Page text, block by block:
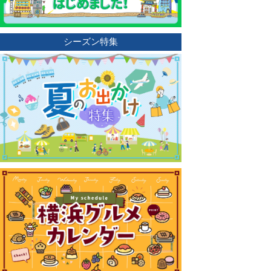
シーズン特集